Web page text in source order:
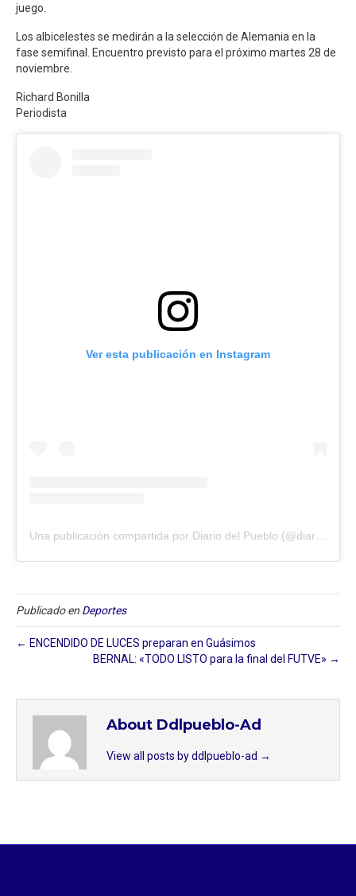
juego.
Los albicelestes se medirán a la selección de Alemania en la
fase semifinal. Encuentro previsto para el próximo martes 28 de
noviembre.
Richard Bonilla
Periodista
Ver esta publicación en Instagram
Publicado en Deportes
← ENCENDIDO DE LUCES preparan en Guásimos
BERNAL: «TODO LISTO para la final del FUTVE» →
About Ddlpueblo-Ad
View all posts by ddlpueblo-ad →